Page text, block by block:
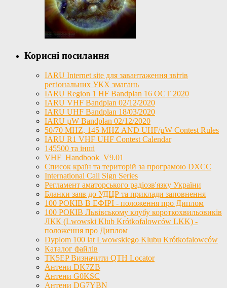
Корисні посилання
IARU Internet site для завантаження звітів
регіональних УКХ змагань
IARU Region 1 HF Bandplan 16 OCT 2020
IARU VHF Bandplan 02/12/2020
IARU UHF Bandplan 18/03/2020
IARU µW Bandplan 02/12/2020
50/70 MHZ, 145 MHZ AND UHF/µW Contest Rules
IARU R1 VHF UHF Contest Calendar
145500 та інші
VHF_Handbook_V9.01
Список країн та територій за програмою DXCC
International Call Sign Series
Регламент аматорського радіозв'язку України
Бланки заяв до УДЦР та приклади заповнення
100 РОКІВ В ЕФІРІ - положення про Диплом
100 РОКІВ Львівському клубу короткохвильовиків
ЛКК (Lwowski Klub Krótkofalowców LKK) -
положення про Диплом
Dyplom 100 lat Lwowskiego Klubu Krótkofalowców
Каталог файлів
TK5EP Визначити QTH Locator
Антени DK7ZB
Антени G0KSC
Антени DG7YBN